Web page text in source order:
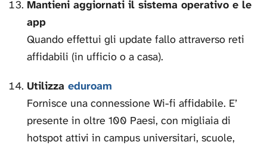
Mantieni aggiornati il sistema operativo e le
app
Quando effettui gli update fallo attraverso reti
affidabili (in ufficio o a casa).
Utilizza eduroam
Fornisce una connessione Wi-fi affidabile. E’
presente in oltre 100 Paesi, con migliaia di
hotspot attivi in campus universitari, scuole,